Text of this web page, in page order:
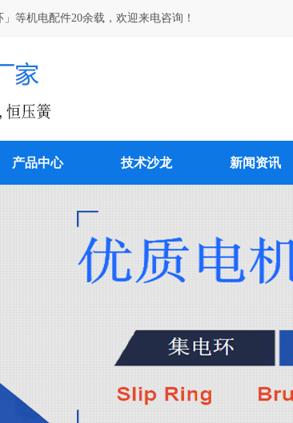
等机电配件20余载，欢迎来电咨询！
产品中心 技术沙龙 新闻资讯